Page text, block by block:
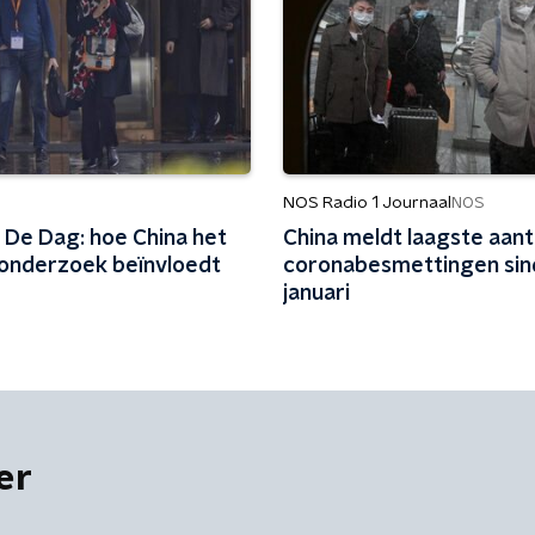
Dag: hoe China het
beïnvloedt
NOS Radio 1 Journaal NOS
China meldt laagste
coronabesmettingen
januari